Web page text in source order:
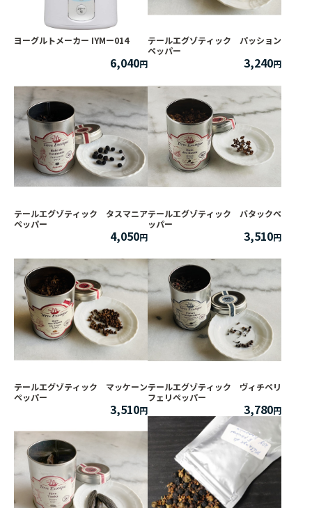
ヨーグルトメーカー IYMー014
6,040
テールエグゾティック パッション
ペッパー
3,240
テールエグゾティック タスマニア
ペッパー
4,050
テールエグゾティック バタックペ
ッパー
3,510
テールエグゾティック マッケーン
ペッパー
3,510
テールエグゾティック ヴィチペリ
フェリペッパー
3,780